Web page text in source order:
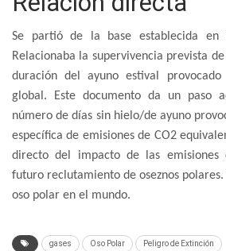
Se partió de la base establecida en
Relacionaba la supervivencia prevista
duración del ayuno estival
global. Este documento da un paso
número de días sin hielo/de ayuno
específica de emisiones de CO2
directo del impacto de las emisiones
futuro reclutamiento de oseznos polares.
oso polar en el mundo.
gases Oso Polar Peligro de Extinción